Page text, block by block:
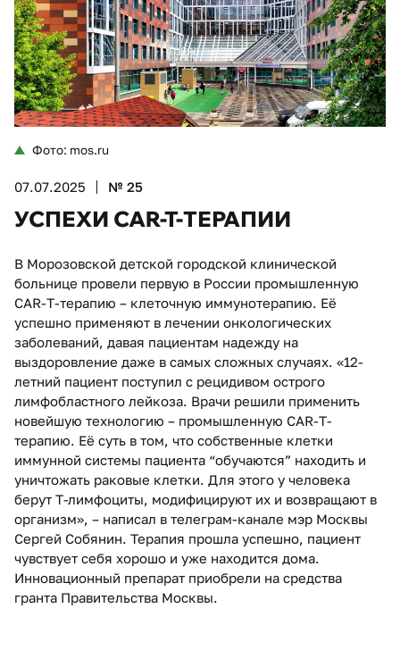
Фото: mos.ru
07.07.2025 № 25
УСПЕХИ CAR-T-ТЕРАПИИ
В Морозовской детской городской клинической
больнице провели первую в России промышленную
CAR-T-терапию – клеточную иммунотерапию. Её
успешно применяют в лечении онкологических
заболеваний, давая пациентам надежду на
выздоровление даже в самых сложных случаях. «12-
летний пациент поступил с рецидивом острого
лимфобластного лейкоза. Врачи решили применить
новейшую технологию – промышленную CAR-T-
терапию. Её суть в том, что собственные клетки
иммунной системы пациента “обучаются” находить и
уничтожать раковые клетки. Для этого у человека
берут Т-лимфоциты, модифицируют их и возвращают в
организм», – написал в телеграм-канале мэр Москвы
Сергей Собянин. Терапия прошла успешно, пациент
чувствует себя хорошо и уже находится дома.
Инновационный препарат приобрели на средства
гранта Правительства Москвы.